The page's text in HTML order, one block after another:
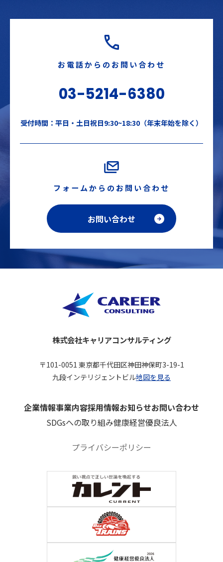
お電話からのお問い合わせ
03-5214-6380
受付時間：平日・土日祝日9:30~18:30（年末年始を除く）
フォームからのお問い合わせ
お問い合わせ
株式会社キャリアコンサルティング
〒101-0051 東京都千代田区神田神保町3-19-1
九段インテリジェントビル地図を見る
企業情報事業内容採用情報お知らせお問い合わせ
SDGsへの取り組み健康経営優良法人
プライバシーポリシー